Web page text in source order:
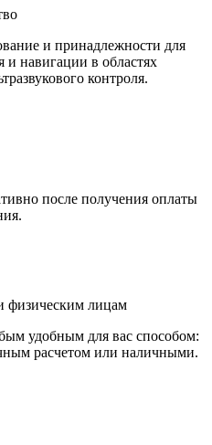
и принадлежности для
и навигации в областях
контроля.
после получения оплаты
физическим лицам
удобным для вас способом:
расчетом или наличными.